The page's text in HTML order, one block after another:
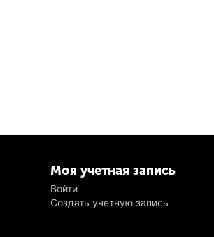
Моя учетная запись
Войти
Создать учетную запись